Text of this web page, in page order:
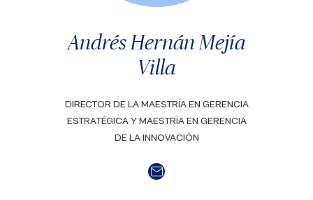
Andrés Hernán Mejía
Villa
DIRECTOR DE LA MAESTRÍA EN GERENCIA
ESTRATÉGICA Y MAESTRÍA EN GERENCIA
DE LA INNOVACIÓN